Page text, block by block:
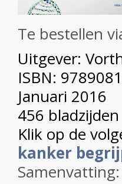
Te bestellen
Uitgever:
ISBN:
Januari 2016
456 bladzijden
Klik op de
kanker
Samenvatting: